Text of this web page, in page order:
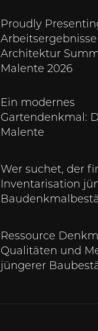
Proudly
Architektur
Malente 2026
Ein modernes
Gartendenkmal:
Malente
Wer suchet, der
Inventarisation
Ressource
Qualitäten und
jüngerer